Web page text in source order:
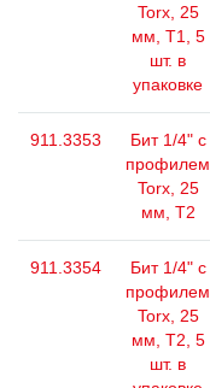
Torx, 25
мм, Т1, 5
шт. в
упаковке
911.3353
Бит 1/4" с
профилем
Torx, 25
мм, Т2
911.3354
Бит 1/4" с
профилем
Torx, 25
мм, Т2, 5
шт. в